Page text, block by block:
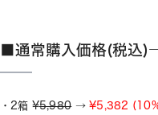
■通常購入価格(税込
・2箱 ¥5,980→¥5,382